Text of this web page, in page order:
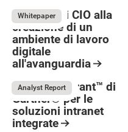
Button Text
May 8, 2026
Whitepaper
Guida per i CIO alla
creazione di un
ambiente di lavoro
digitale
all'avanguardia
Analyst Report
Magic Quadrant™ di
Gartner® per le
soluzioni intranet
integrate